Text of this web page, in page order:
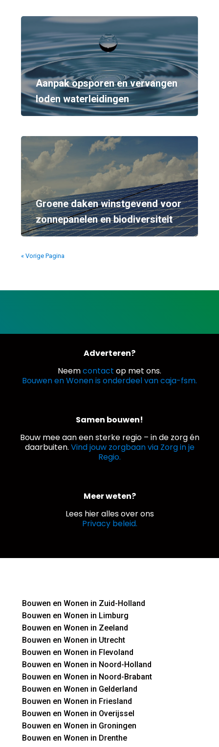
Aanpak opsporen en vervangen
loden waterleidingen
Groene daken winstgevend voor
zonnepanelen en biodiversiteit
« Vorige Pagina
Adverteren?
Neemcontact op met ons.
Bouwen en Wonen is onderdeel van caja-fsm.
Samen bouwen!
Bouw mee aan een sterke regio – in de zorg én
daarbuiten. Vind jouw zorgbaan via Zorg in je
Regio.
Meer weten?
Lees hier alles over ons
Privacy beleid.
Bouwen en Wonen in Zuid-Holland
Bouwen en Wonen in Limburg
Bouwen en Wonen in Zeeland
Bouwen en Wonen in Utrecht
Bouwen en Wonen in Flevoland
Bouwen en Wonen in Noord-Holland
Bouwen en Wonen in Noord-Brabant
Bouwen en Wonen in Gelderland
Bouwen en Wonen in Friesland
Bouwen en Wonen in Overijssel
Bouwen en Wonen in Groningen
Bouwen en Wonen in Drenthe